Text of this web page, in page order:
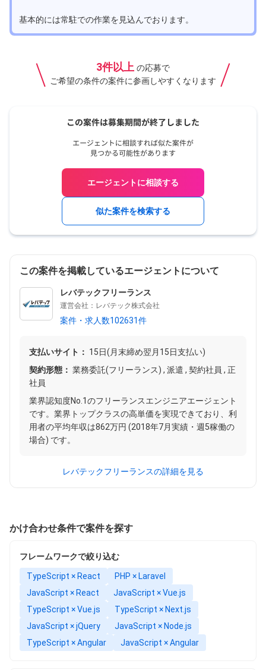
基本的には常駐での作業を見込んでおります。
3件以上 の応募で
ご希望の条件の案件に参画しやすくなります
エージェントに相談する
似た案件を検索する
この案件を掲載しているエージェントについて
レバテックフリーランス
運営会社：レバテック株式会社
案件・求人数102631件
支払いサイト： 15日(月末締め翌月15日支払い)
契約形態： 業務委託(フリーランス) , 派遣 , 契約社員 , 正
社員
業界認知度No.1のフリーランスエンジニアエージェント
です。業界トップクラスの高単価を実現できており、利
用者の平均年収は862万円 (2018年7月実績・週5稼働の
場合) です。
レバテックフリーランスの詳細を見る
かけ合わせ条件で案件を探す
フレームワークで絞り込む
TypeScript × React
PHP × Laravel
JavaScript × React
JavaScript × Vue.js
TypeScript × Vue.js
TypeScript × Next.js
JavaScript × jQuery
JavaScript × Node.js
TypeScript × Angular
JavaScript × Angular